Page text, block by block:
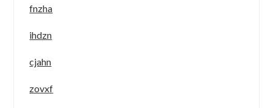
fnzha
ihdzn
cjahn
zovxf